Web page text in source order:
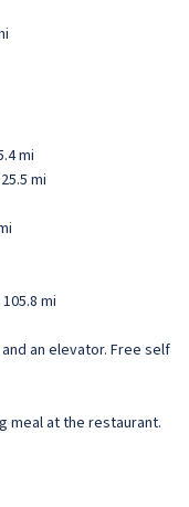
mi
mi
mi
an elevator. Free self
meal at the restaurant.